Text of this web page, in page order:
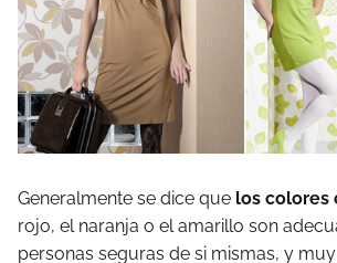
Generalmente se dice que los colores
rojo, el naranja o el amarillo son
personas seguras de si mismas, y